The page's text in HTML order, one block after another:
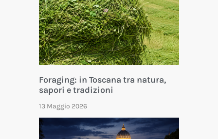
Foraging: in Toscana tra natura,
sapori e tradizioni
13 Maggio 2026